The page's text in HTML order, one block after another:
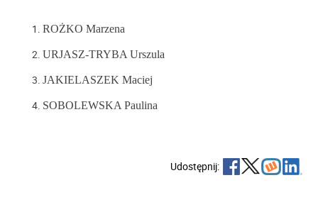
ROŻKO Marzena
URJASZ-TRYBA Urszula
JAKIELASZEK Maciej
SOBOLEWSKA Paulina
Udostępnij: